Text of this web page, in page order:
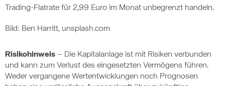
Trading-Flatrate für 2,99 Euro im Monat unbegrenzt handeln.
Bild: Ben Harritt, unsplash.com
Risikohinweis – Die Kapitalanlage ist mit Risiken verbunden
und kann zum Verlust des eingesetzten Vermögens führen.
Weder vergangene Wertentwicklungen noch Prognosen